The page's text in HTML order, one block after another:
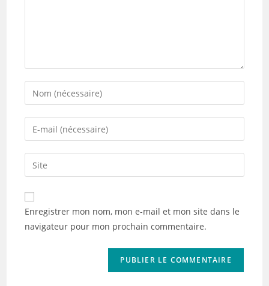
Enter
your
name
comment
Enter
your
email
address
comment
Saisir
l’URL
de
votre
(facultatif)
Enregistrer mon nom, mon e-mail et mon site dans le
navigateur pour mon prochain commentaire.